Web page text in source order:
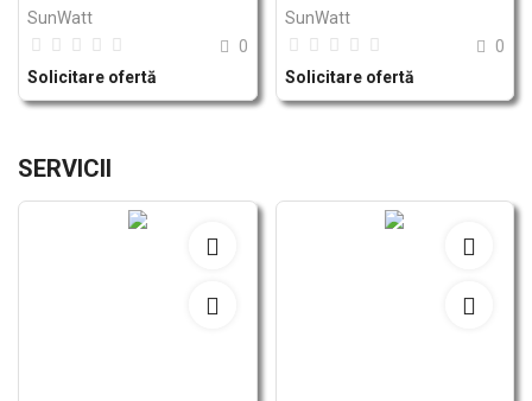
SunWatt
0
Solicitare ofertă
SunWatt
0
Solicitare ofertă
SERVICII